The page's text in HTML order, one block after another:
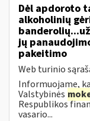
Dėl apdoroto
alkoholinių
jų
pakeitimo
Web turinio
Informuojame,
Valstybinės
Respublikos
vasario...